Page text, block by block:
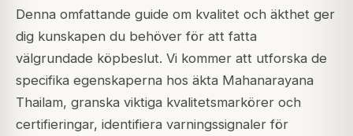
Denna omfattande guide om kvalitet och äkthet ger
dig kunskapen du behöver för att fatta
välgrundade köpbeslut. Vi kommer att utforska de
specifika egenskaperna hos äkta Mahanarayana
Thailam, granska viktiga kvalitetsmarkörer och
certifieringar, identifiera varningssignaler för